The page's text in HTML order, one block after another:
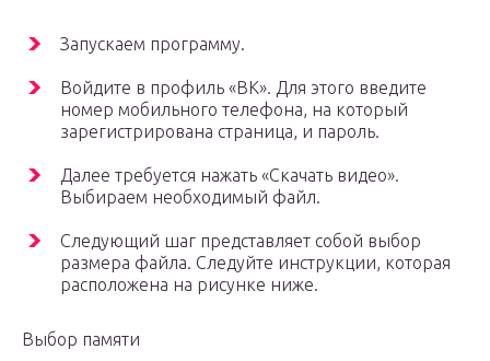
Запускаем программу.
Войдите в профиль «ВК». Для этого введите
номер мобильного телефона, на который
зарегистрирована страница, и пароль.
Далее требуется нажать «Скачать видео».
Выбираем необходимый файл.
Следующий шаг представляет собой выбор
размера файла. Следуйте инструкции, которая
расположена на рисунке ниже.
Выбор памяти